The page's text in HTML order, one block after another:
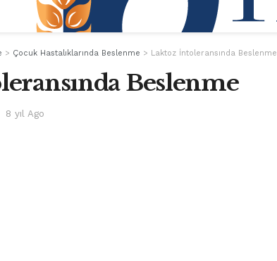
> Çocuk Hastalıklarında Beslenme > Laktoz İntoleransında Beslenme
Beslenme
8 yıl Ago